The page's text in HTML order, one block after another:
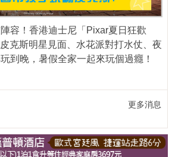
容！香港迪士尼「Pixar夏日狂歡
克斯明星見面、水花派對打水仗、夜
到晚，暑假全家一起來玩個過癮！
更多消息